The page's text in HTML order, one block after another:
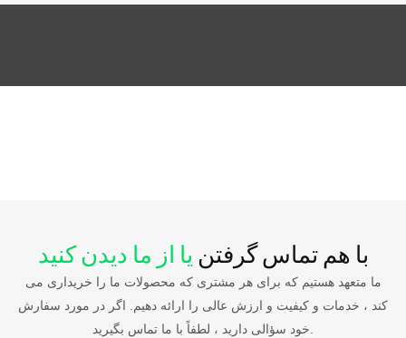
با هم تماس گرفتن یا از ما دیدن کنید
ما متعهد هستیم که برای هر مشتری که محصولات ما را خریداری می
کند ، خدمات و کیفیت و ارزش عالی را ارائه دهیم. اگر در مورد سفارش
خود سؤالی دارید ، لطفاً با ما تماس بگیرید.